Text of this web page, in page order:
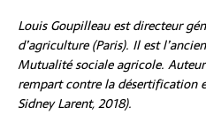
Louis Goupilleau est directeur
d’agriculture (Paris). Il est
Mutualité sociale agricole.
rempart contre la désertification
Sidney Larent, 2018).